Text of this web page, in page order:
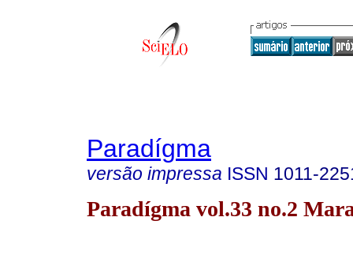
Paradígma
versão impressa ISSN 1011-
Paradígma vol.33 no.2